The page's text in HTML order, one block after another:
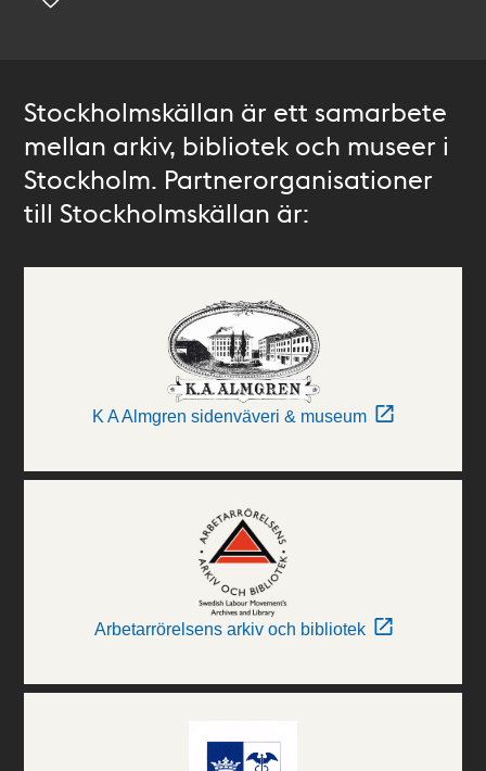
Stockholmskällan är ett samarbete
mellan arkiv, bibliotek och museer i
Stockholm. Partnerorganisationer
till Stockholmskällan är:
K A Almgren sidenväveri & museum
Arbetarrörelsens arkiv och bibliotek